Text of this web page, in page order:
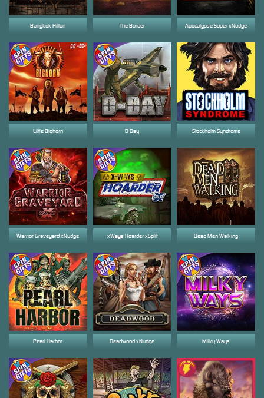
Dead Men Walking
Stockholm Syndrome
Apocalypse Super xNudge
Bangkok Hilton
Warrior Graveyard xNudge
Little Bighorn
Deadwood xNudge Milky Ways
Pearl Harbor
xWays Hoarder xSplit
D Day
The Border